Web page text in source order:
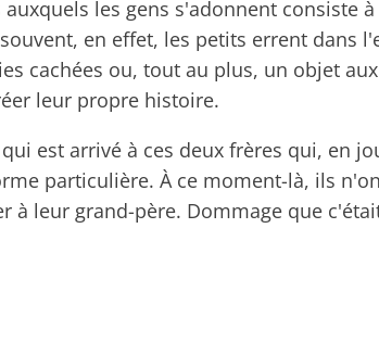
les gens s'adonnent consiste
en effet, les petits errent dans
cachées ou, tout au plus, un objet
leur propre histoire.
est arrivé à ces deux frères qui, en
particulière. À ce moment-là, ils
à leur grand-père. Dommage que